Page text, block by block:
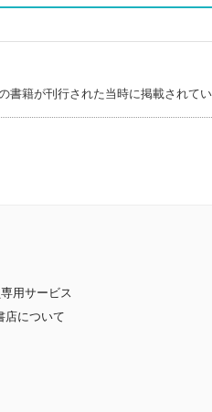
籍が刊行された当時に掲載されてい
用サービス
店について